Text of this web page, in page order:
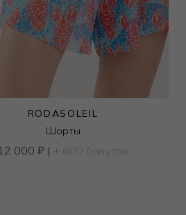
RODASOLEIL
Шорты
000 ₽ | + 600 бонусов